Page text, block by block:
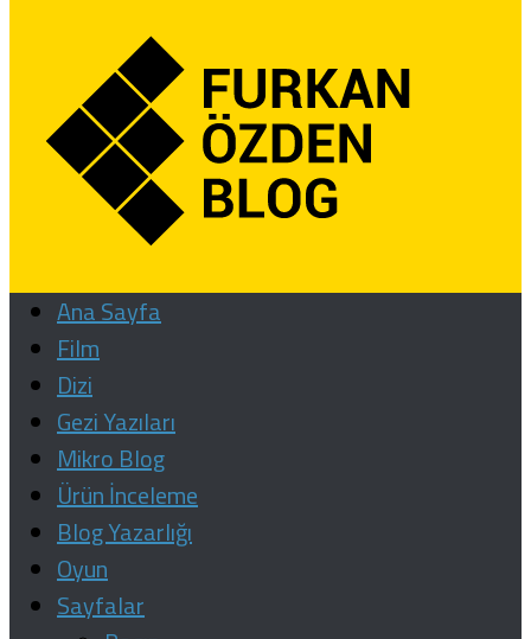
Ana Sayfa
Film
Dizi
Gezi Yazıları
Mikro Blog
Ürün İnceleme
Blog Yazarlığı
Oyun
Sayfalar